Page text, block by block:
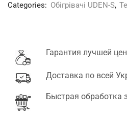
Categories: Обігрівачі UDEN-S,
Гарантия лучшей
Доставка по всей
Быстрая обработка